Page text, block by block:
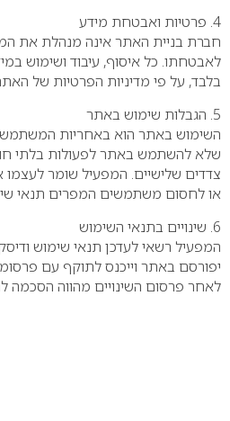
4. פרטיות ואבטחת מידע
חברת בניית האתר אינה מנהלת את
לאבטחתו. כל איסוף, עיבוד ושימוש
בלבד, על פי מדיניות הפרטיות של
5. הגבלות שימוש באתר
השימוש באתר הוא באחריות
שלא להשתמש באתר לפעולות בלתי
צדדים שלישיים. המפעיל שומר לעצמו
או לחסום משתמשים המפרים תנאי
6. שינויים בתנאי השימוש
המפעיל רשאי לעדכן תנאי שימוש
יפורסם באתר וייכנס לתוקף עם
לאחר פרסום השינויים מהווה הסכמה